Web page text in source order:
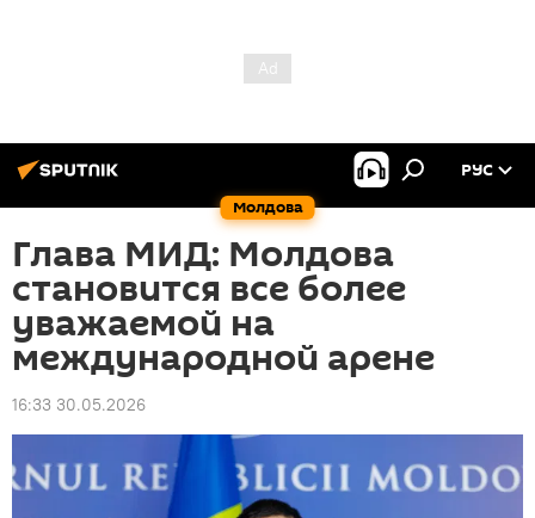
Молдова
РУС
Глава МИД: Молдова
становится все более
уважаемой на
международной арене
16:33 30.05.2026